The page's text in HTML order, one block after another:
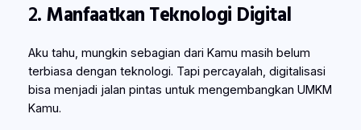
2. Manfaatkan Teknologi Digital
Aku tahu, mungkin sebagian dari Kamu masih belum
terbiasa dengan teknologi. Tapi percayalah, digitalisasi
bisa menjadi jalan pintas untuk mengembangkan UMKM
Kamu.